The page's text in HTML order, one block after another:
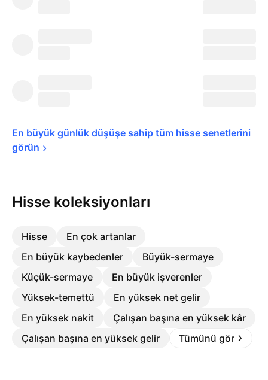
görün
Hisse koleksiyonları
Hisse
En çok artanlar
En büyük kaybedenler
Büyük-sermaye
Küçük-sermaye
En büyük işverenler
Yüksek-temettü
En yüksek net gelir
En yüksek nakit
Çalışan başına en yüksek kâr
Çalışan başına en yüksek gelir
Tümünü gör